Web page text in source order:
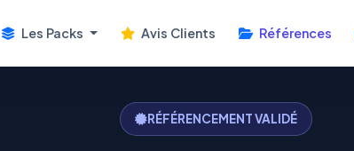
Les Packs Avis Clients Références
RÉFÉRENCEMENT VALIDÉ